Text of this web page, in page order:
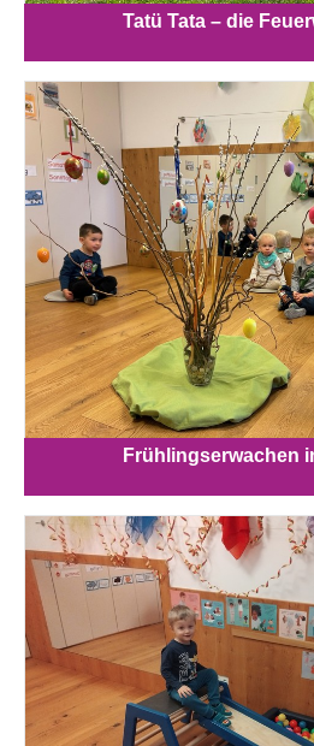
Tatü Tata – die
Frühlingserwachen